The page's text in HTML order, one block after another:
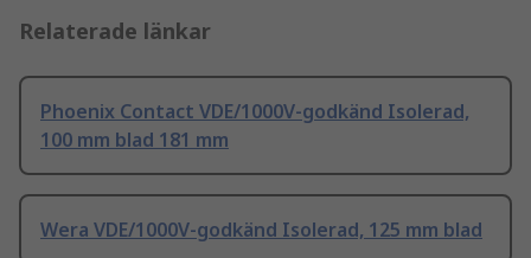
Relaterade länkar
Phoenix Contact VDE/1000V-godkänd Isolerad,
100 mm blad 181 mm
Wera VDE/1000V-godkänd Isolerad, 125 mm blad